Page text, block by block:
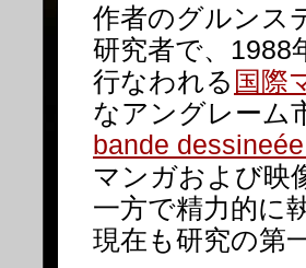
作者のグルンス
研究者で、1988
行なわれる 国際
なアングレーム
bande
マンガおよび映
一方で精力的に
現在も研究の第